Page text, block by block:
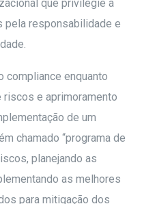
que privilegie a
pela responsabilidade e
compliance enquanto
e aprimoramento
de um
chamado “programa de
planejando as
as melhores
para mitigação dos